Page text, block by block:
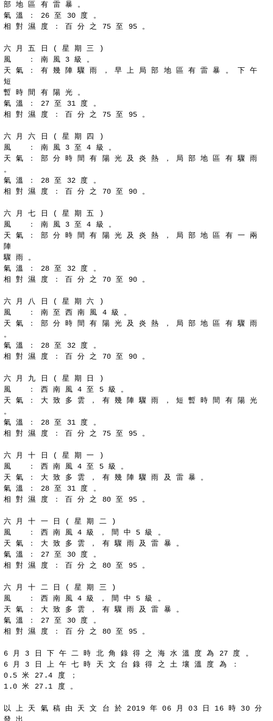
部 地 區 有 雷 暴 。
氣 溫 ： 26 至 30 度 。
相 對 濕 度 ： 百 分 之 75 至 95 。
六 月 五 日 ( 星 期 三 )
風 　 ： 南 風 3 級 。
天 氣 ： 有 幾 陣 驟 雨 ， 早 上 局 部 地 區 有 雷 暴 。 下 午
短
暫 時 間 有 陽 光 。
氣 溫 ： 27 至 31 度 。
相 對 濕 度 ： 百 分 之 75 至 95 。
六 月 六 日 ( 星 期 四 )
風 　 ： 南 風 3 至 4 級 。
天 氣 ： 部 分 時 間 有 陽 光 及 炎 熱 ， 局 部 地 區 有 驟 雨
。
氣 溫 ： 28 至 32 度 。
相 對 濕 度 ： 百 分 之 70 至 90 。
六 月 七 日 ( 星 期 五 )
風 　 ： 南 風 3 至 4 級 。
天 氣 ： 部 分 時 間 有 陽 光 及 炎 熱 ， 局 部 地 區 有 一 兩
陣
驟 雨 。
氣 溫 ： 28 至 32 度 。
相 對 濕 度 ： 百 分 之 70 至 90 。
六 月 八 日 ( 星 期 六 )
風 　 ： 南 至 西 南 風 4 級 。
天 氣 ： 部 分 時 間 有 陽 光 及 炎 熱 ， 局 部 地 區 有 驟 雨
。
氣 溫 ： 28 至 32 度 。
相 對 濕 度 ： 百 分 之 70 至 90 。
六 月 九 日 ( 星 期 日 )
風 　 ： 西 南 風 4 至 5 級 。
天 氣 ： 大 致 多 雲 ， 有 幾 陣 驟 雨 ， 短 暫 時 間 有 陽 光
。
氣 溫 ： 28 至 31 度 。
相 對 濕 度 ： 百 分 之 75 至 95 。
六 月 十 日 ( 星 期 一 )
風 　 ： 西 南 風 4 至 5 級 。
天 氣 ： 大 致 多 雲 ， 有 幾 陣 驟 雨 及 雷 暴 。
氣 溫 ： 28 至 31 度 。
相 對 濕 度 ： 百 分 之 80 至 95 。
六 月 十 一 日 ( 星 期 二 )
風 　 ： 西 南 風 4 級 ， 間 中 5 級 。
天 氣 ： 大 致 多 雲 ， 有 驟 雨 及 雷 暴 。
氣 溫 ： 27 至 30 度 。
相 對 濕 度 ： 百 分 之 80 至 95 。
六 月 十 二 日 ( 星 期 三 )
風 　 ： 西 南 風 4 級 ， 間 中 5 級 。
天 氣 ： 大 致 多 雲 ， 有 驟 雨 及 雷 暴 。
氣 溫 ： 27 至 30 度 。
相 對 濕 度 ： 百 分 之 80 至 95 。
6 月 3 日 下 午 二 時 北 角 錄 得 之 海 水 溫 度 為 27 度 。
6 月 3 日 上 午 七 時 天 文 台 錄 得 之 土 壤 溫 度 為 ：
0.5 米 27.4 度 ；
1.0 米 27.1 度 。
以 上 天 氣 稿 由 天 文 台 於 2019 年 06 月 03 日 16 時 30 分